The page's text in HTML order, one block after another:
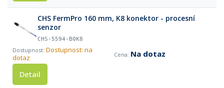
CHS FermPro 160 mm, K8 konektor - procesní
senzor
CHS-5594-B0K8
Dostupnost: na
dotaz
Na dotaz
Detail